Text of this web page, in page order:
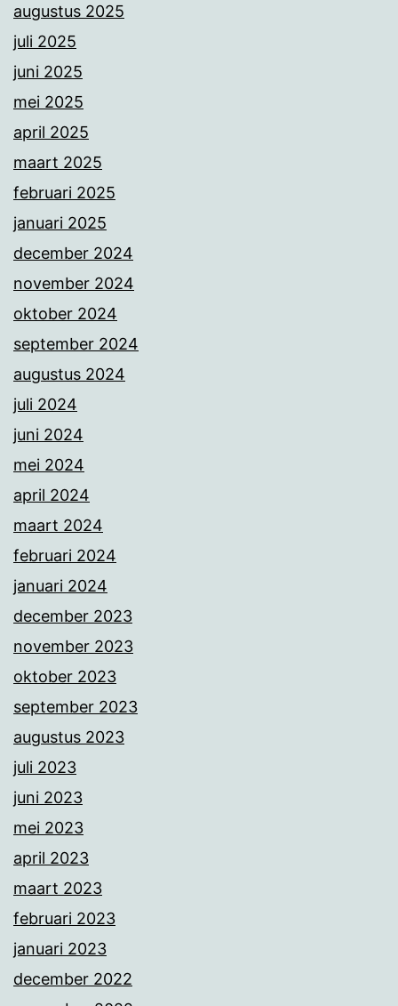
augustus 2025
juli 2025
juni 2025
mei 2025
april 2025
maart 2025
februari 2025
januari 2025
december 2024
november 2024
oktober 2024
september 2024
augustus 2024
juli 2024
juni 2024
mei 2024
april 2024
maart 2024
februari 2024
januari 2024
december 2023
november 2023
oktober 2023
september 2023
augustus 2023
juli 2023
juni 2023
mei 2023
april 2023
maart 2023
februari 2023
januari 2023
december 2022